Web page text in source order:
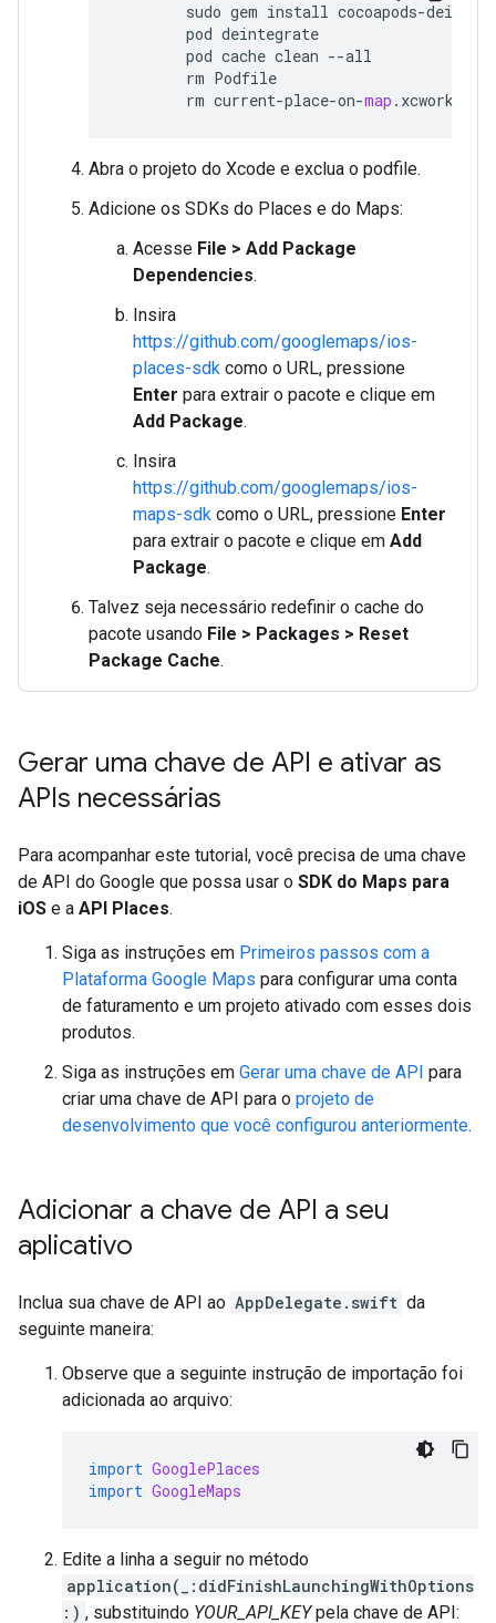
sudo gem install cocoapods-
pod deintegrate
pod cache clean --all
rm Podfile
rm current-place-on-map .
Abra o projeto do Xcode e exclua o podfile.
Adicione os SDKs do Places e do Maps:
Acesse File > Add Package
Dependencies.
Insira
https://github.com/googlemaps/ios-
places-sdk como o URL, pressione
Enter para extrair o pacote e clique em
Add Package.
Insira
https://github.com/googlemaps/ios-
maps-sdk como o URL, pressione Enter
para extrair o pacote e clique em Add
Package.
Talvez seja necessário redefinir o cache do
pacote usando File > Packages > Reset
Package Cache.
Gerar uma chave de API e ativar as
APIs necessárias
Para acompanhar este tutorial, você precisa de uma chave
de API do Google que possa usar o SDK do Maps para
iOS e a API Places.
Siga as instruções em Primeiros passos com a
Plataforma Google Maps para configurar uma conta
de faturamento e um projeto ativado com esses dois
produtos.
Siga as instruções em Gerar uma chave de API para
criar uma chave de API para o projeto de
desenvolvimento que você configurou anteriormente.
Adicionar a chave de API a seu
aplicativo
Inclua sua chave de API ao AppDelegate.swift da
seguinte maneira:
Observe que a seguinte instrução de importação foi
adicionada ao arquivo:
import GooglePlaces
import GoogleMaps
Edite a linha a seguir no método
application(_:didFinishLaunchingWithOptions
:) , substituindo YOUR_API_KEYpela chave de API: